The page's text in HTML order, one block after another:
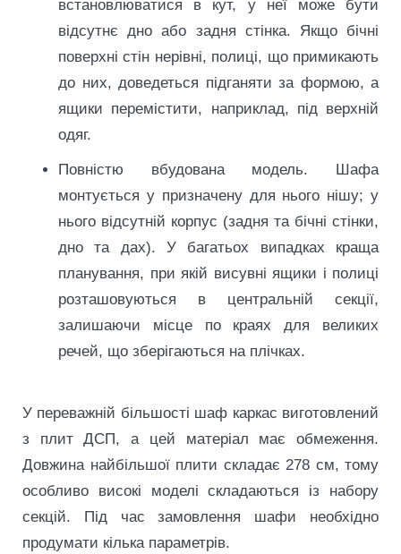
встановлюватися в кут, у неї може бути
відсутнє дно або задня стінка. Якщо бічні
поверхні стін нерівні, полиці, що примикають
до них, доведеться підганяти за формою, а
ящики перемістити, наприклад, під верхній
одяг.
Повністю вбудована модель. Шафа
монтується у призначену для нього нішу; у
нього відсутній корпус (задня та бічні стінки,
дно та дах). У багатьох випадках краща
планування, при якій висувні ящики і полиці
розташовуються в центральній секції,
залишаючи місце по краях для великих
речей, що зберігаються на плічках.
У переважній більшості шаф каркас виготовлений
з плит ДСП, а цей матеріал має обмеження.
Довжина найбільшої плити складає 278 см, тому
особливо високі моделі складаються із набору
секцій. Під час замовлення шафи необхідно
продумати кілька параметрів.